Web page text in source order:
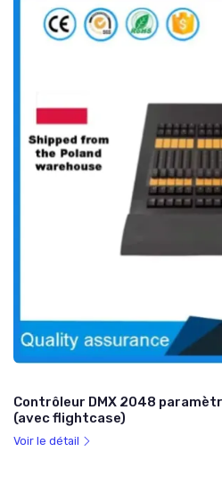
Contrôleur DMX 2048
(avec flightcase)
Voir le détail